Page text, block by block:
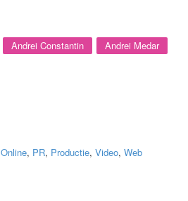
Andrei Constantin
Andrei Medar
Online, PR, Productie, Video, Web